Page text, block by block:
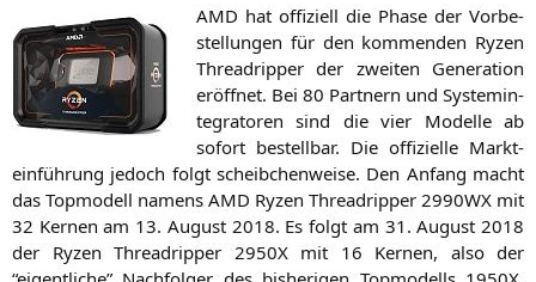
AMD hat offi­zi­ell die Pha­se der Vor­be­
stel­lun­gen für den kom­men­den Ryzen
Thre­ad­rip­per der zwei­ten Gene­ra­ti­on
eröff­net. Bei 80 Part­nern und Sys­tem­in­
te­gra­to­ren sind die vier Model­le ab
sofort bestell­bar. Die offi­zi­el­le Markt­
ein­füh­rung jedoch folgt scheib­chen­wei­se. Den Anfang macht
das Top­mo­dell namens AMD Ryzen Thre­ad­rip­per 2990WX mit
32 Ker­nen am 13. August 2018. Es folgt am 31. August 2018
der Ryzen Thre­ad­rip­per 2950Xmit 16 Ker­nen, also der